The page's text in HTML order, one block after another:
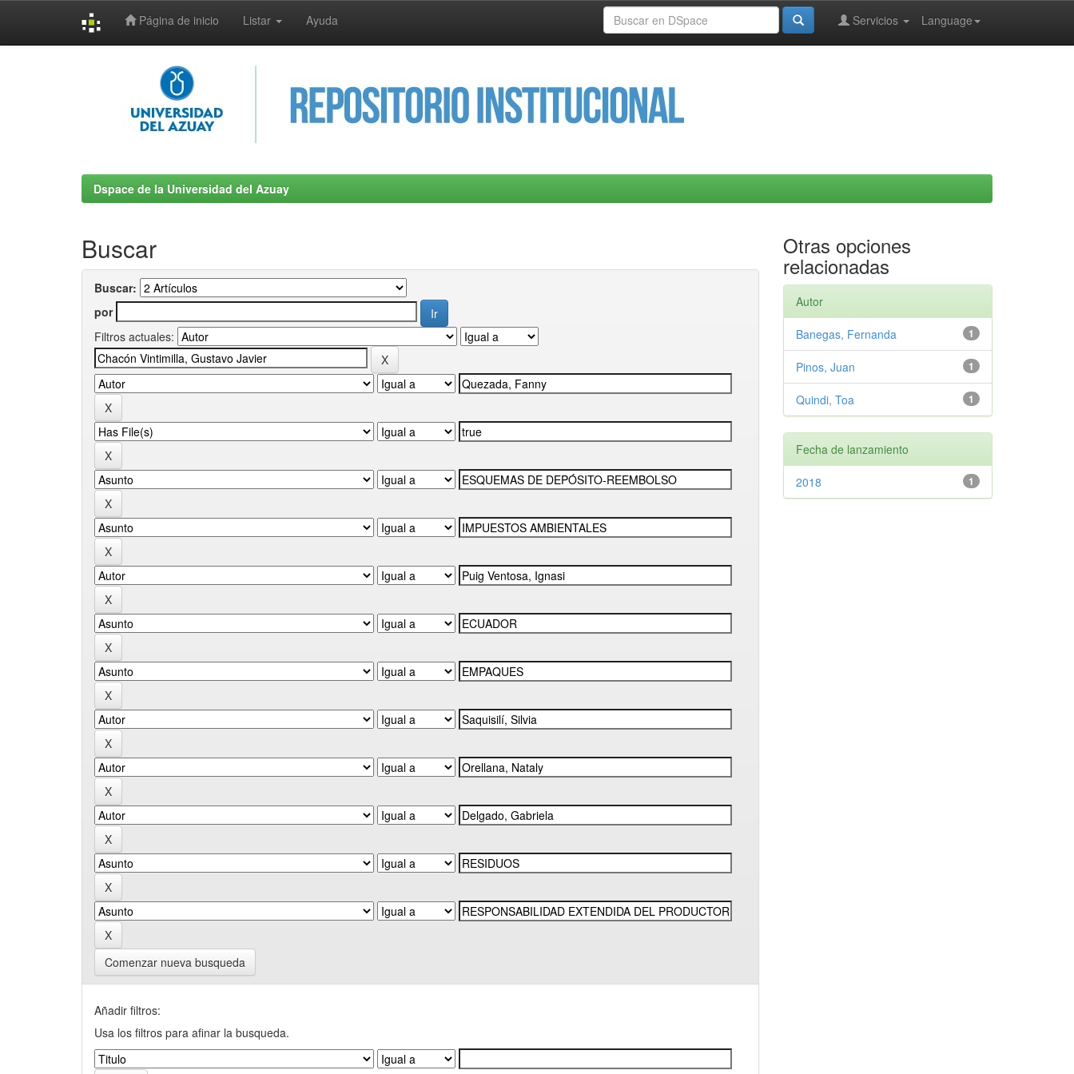
Página de inicio Listar Ayuda Language
Servicios
Dspace de la Universidad del Azuay
Buscar
Buscar:
por
Filtros actuales:
Comenzar nueva busqueda
Añadir filtros:
Usa los filtros para afinar la busqueda.
Otras opciones
relacionadas
Autor
1
Banegas, Fernanda
1
Pinos, Juan
1
Quindi, Toa
Fecha de lanzamiento
1
2018